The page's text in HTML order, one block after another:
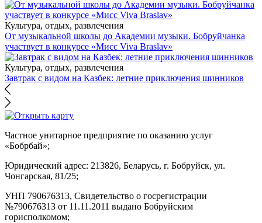
Культура, отдых, развлечения
От музыкальной школы до Академии музыки. Бобруйчанка
участвует в конкурсе «Мисс Viva Braslav»
Культура, отдых, развлечения
Завтрак с видом на Казбек: летние приключения шинников
Частное унитарное предприятие по оказанию услуг
«Бобрбай»;
Юридический адрес: 213826, Беларусь, г. Бобруйск, ул.
Чонгарская, 81/25;
УНП 790676313, Свидетельство о госрегистрации
№790676313 от 11.11.2011 выдано Бобруйским
горисполкомом;